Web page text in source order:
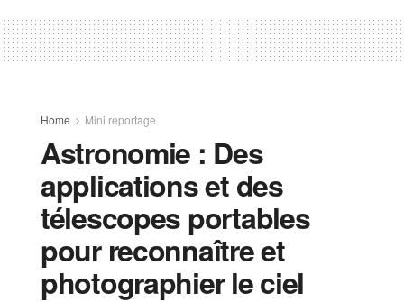
Home Mini reportage
Astronomie : Des
applications et des
télescopes portables
pour reconnaître et
photographier le ciel